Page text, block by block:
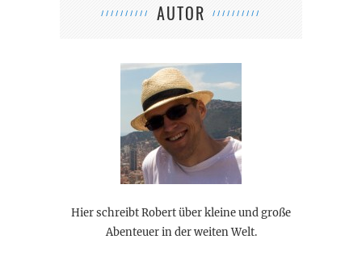
AUTOR
Hier schreibt Robert über kleine und große
Abenteuer in der weiten Welt.